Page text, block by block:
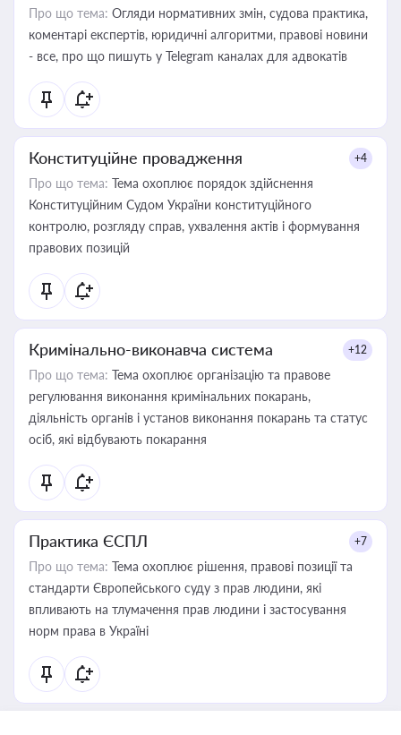
Про що тема: Огляди нормативних змін, судова практика,
коментарі експертів, юридичні алгоритми, правові новини
- все, про що пишуть у Telegram каналах для адвокатів
Конституційне провадження +4
Про що тема: Тема охоплює порядок здійснення
Конституційним Судом України конституційного
контролю, розгляду справ, ухвалення актів і формування
правових позицій
Кримінально-виконавча система +12
Про що тема: Тема охоплює організацію та правове
регулювання виконання кримінальних покарань,
діяльність органів і установ виконання покарань та статус
осіб, які відбувають покарання
Практика ЄСПЛ +7
Про що тема: Тема охоплює рішення, правові позиції та
стандарти Європейського суду з прав людини, які
впливають на тлумачення прав людини і застосування
норм права в Україні